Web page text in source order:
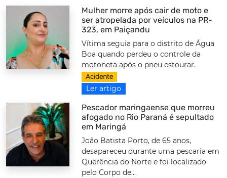
Mulher morre após cair de moto e
ser atropelada por veículos na PR-
323, em Paiçandu
Vítima seguia para o distrito de Água
Boa quando perdeu o controle da
motoneta após o pneu estourar.
Acidente
Ler artigo
Pescador maringaense que morreu
afogado no Rio Paraná é sepultado
em Maringá
João Batista Porto, de 65 anos,
desapareceu durante uma pescaria em
Querência do Norte e foi localizado
pelo Corpo de...